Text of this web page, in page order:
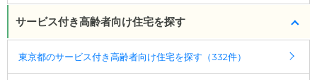
サービス付き高齢者向け住宅を探す
東京都のサービス付き高齢者向け住宅を探す（332件）